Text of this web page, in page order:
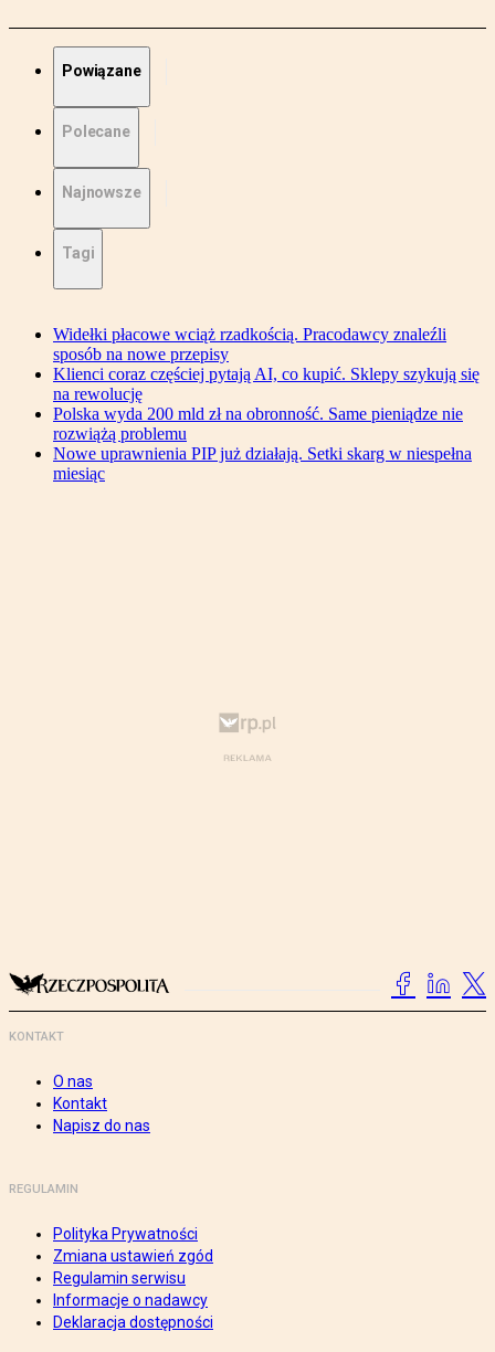
Powiązane
Polecane
Najnowsze
Tagi
Widełki płacowe wciąż rzadkością. Pracodawcy znaleźli
sposób na nowe przepisy
Klienci coraz częściej pytają AI, co kupić. Sklepy szykują się
na rewolucję
Polska wyda 200 mld zł na obronność. Same pieniądze nie
rozwiążą problemu
Nowe uprawnienia PIP już działają. Setki skarg w niespełna
miesiąc
KONTAKT
O nas
Kontakt
Napisz do nas
REGULAMIN
Polityka Prywatności
Zmiana ustawień zgód
Regulamin serwisu
Informacje o nadawcy
Deklaracja dostępności